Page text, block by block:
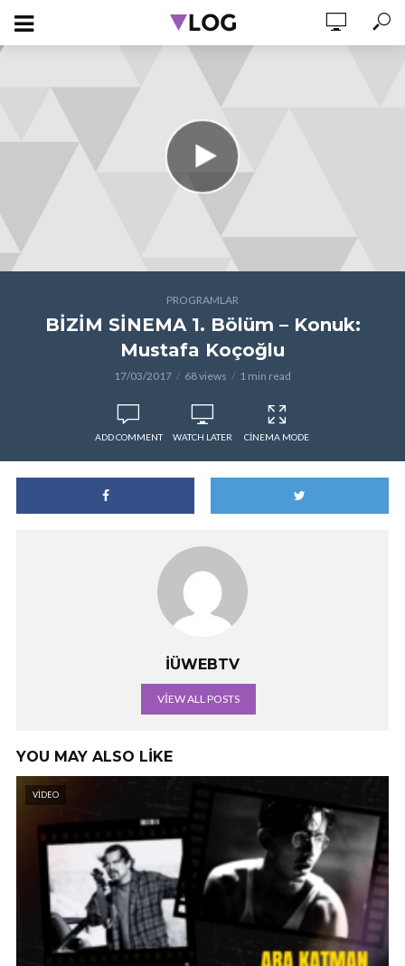
PROGRAMLAR
BİZİM SİNEMA 1. Bölüm – Konuk:
Mustafa Koçoğlu
17/03/2017 68 views 1 min read
ADD COMMENT WATCH LATER CINEMA MODE
İÜWEBTV
VIEW ALL POSTS
YOU MAY ALSO LIKE
VIDEO